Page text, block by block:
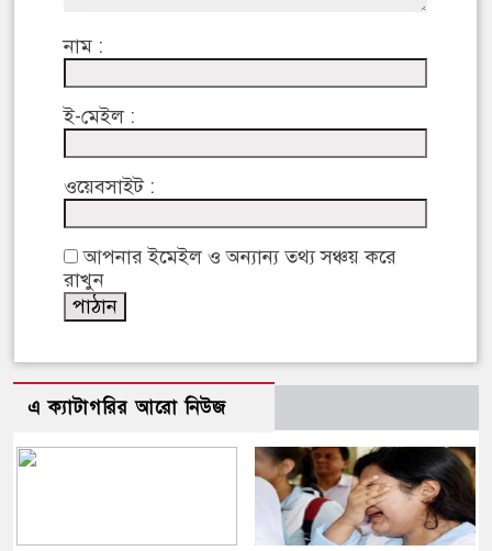
নাম :
ই-মেইল :
ওয়েবসাইট :
আপনার ইমেইল ও অন্যান্য তথ্য সঞ্চয় করে
রাখুন
এ ক্যাটাগরির আরো নিউজ